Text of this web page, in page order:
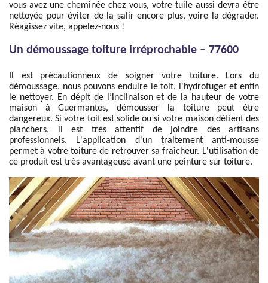
vous avez une cheminée chez vous, votre tuile aussi devra être
nettoyée pour éviter de la salir encore plus, voire la dégrader.
Réagissez vite, appelez-nous !
Un démoussage toiture irréprochable – 77600
Il est précautionneux de soigner votre toiture. Lors du
démoussage, nous pouvons enduire le toit, l'hydrofuger et enfin
le nettoyer. En dépit de l’inclinaison et de la hauteur de votre
maison à Guermantes, démousser la toiture peut être
dangereux. Si votre toit est solide ou si votre maison détient des
planchers, il est très attentif de joindre des artisans
professionnels. L'application d'un traitement anti-mousse
permet à votre toiture de retrouver sa fraîcheur. L'utilisation de
ce produit est très avantageuse avant une peinture sur toiture.